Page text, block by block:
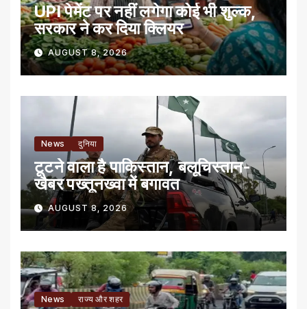
UPI पेमेंट पर नहीं लगेगा कोई भी शुल्क,
सरकार ने कर दिया क्लियर
AUGUST 8, 2026
News दुनिया
टूटने वाला है पाकिस्तान, बलूचिस्तान-
खैबर पख्तूनख्वा में बगावत
AUGUST 8, 2026
News राज्य और शहर